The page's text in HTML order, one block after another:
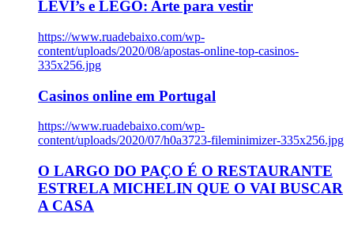
LEVI’s e LEGO: Arte para vestir
https://www.ruadebaixo.com/wp-
content/uploads/2020/08/apostas-online-top-casinos-
335x256.jpg
Casinos online em Portugal
https://www.ruadebaixo.com/wp-
content/uploads/2020/07/h0a3723-fileminimizer-335x256.jpg
O LARGO DO PAÇO É O RESTAURANTE
ESTRELA MICHELIN QUE O VAI BUSCAR
A CASA